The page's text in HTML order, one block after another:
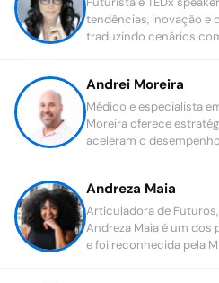
tendências, inovação e
traduzindo cenários
Andrei Moreira
Médico e especialista
Moreira oferece
aceleram o
Andreza Maia
Articuladora de
Andreza Maia é um dos
e foi reconhecida pela